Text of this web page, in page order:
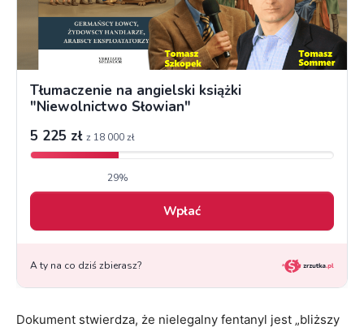
Dokument stwierdza, że nielegalny fentanyl jest „bliższy